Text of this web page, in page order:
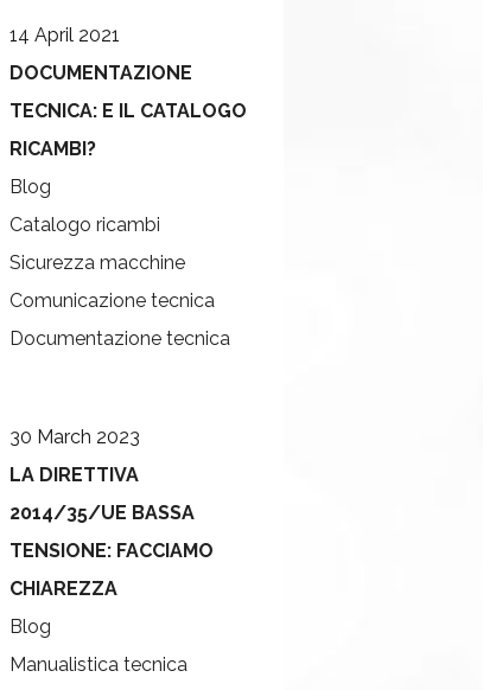
14 April 2021
DOCUMENTAZIONE
TECNICA: E IL CATALOGO
RICAMBI?
Blog
Catalogo ricambi
Sicurezza macchine
Comunicazione tecnica
Documentazione tecnica
30 March 2023
LA DIRETTIVA
2014/35/UE BASSA
TENSIONE: FACCIAMO
CHIAREZZA
Blog
Manualistica tecnica